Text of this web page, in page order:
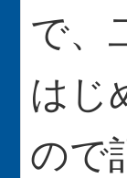
で、
はじ
ので